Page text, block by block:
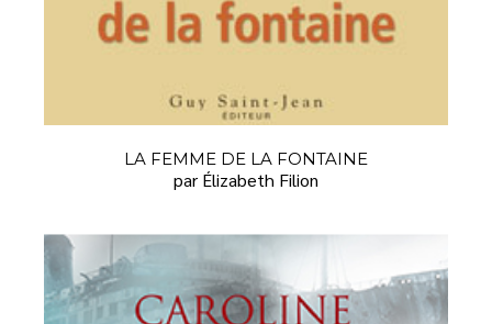
LA FEMME DE LA FONTAINE
par Élizabeth Filion